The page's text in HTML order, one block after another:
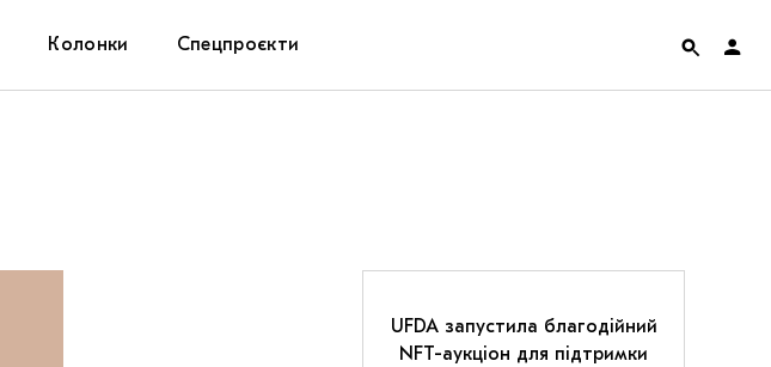
Колонки Спецпроєкти
UFDA запустила благодійний
NFT-аукціон для підтримки